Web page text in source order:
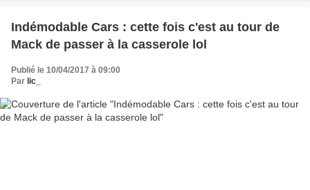
Indémodable Cars : cette fois c'est au tour de
Mack de passer à la casserole lol
Publié le 10/04/2017 à 09:00
Par lic_